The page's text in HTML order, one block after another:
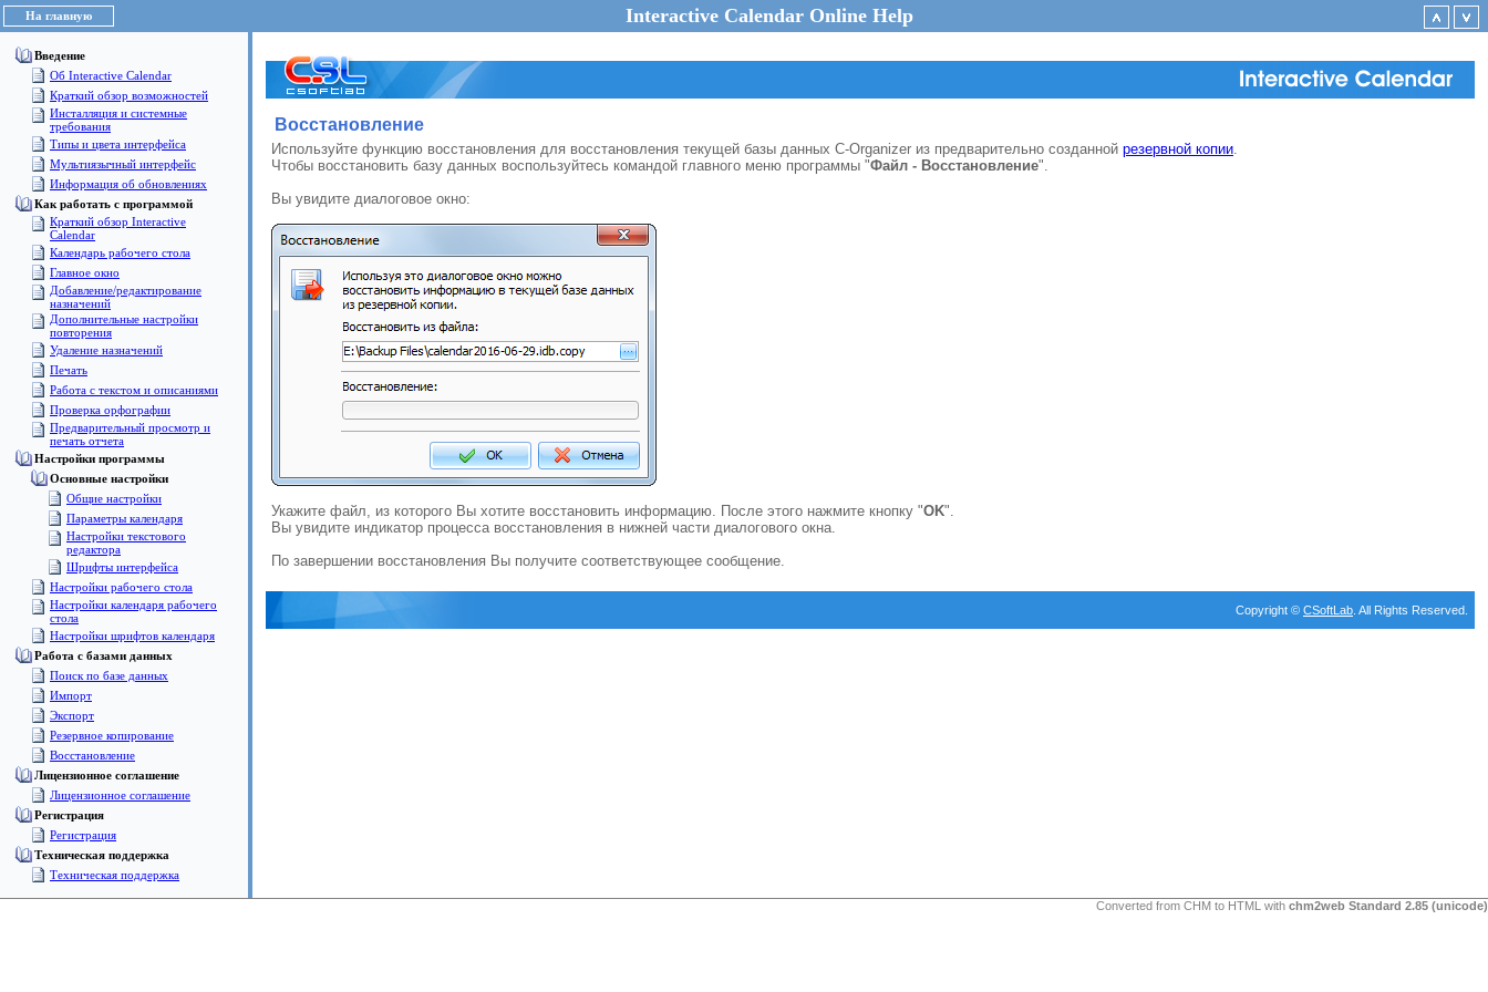
На главную Interactive Calendar Online Help
Введение
Об Interactive Calendar
Краткий обзор возможностей
Инсталляция и системные
требования
Типы и цвета интерфейса
Мультиязычный интерфейс
Информация об обновлениях
Как работать с программой
Краткий обзор Interactive
Calendar
Календарь рабочего стола
Главное окно
Добавление/редактирование
назначений
Дополнительные настройки
повторения
Удаление назначений
Печать
Работа с текстом и описаниями
Проверка орфографии
Предварительный просмотр и
печать отчета
Настройки программы
Основные настройки
Общие настройки
Параметры календаря
Настройки текстового
редактора
Шрифты интерфейса
Настройки рабочего стола
Настройки календаря рабочего
стола
Настройки шрифтов календаря
Работа с базами данных
Поиск по базе данных
Импорт
Экспорт
Резервное копирование
Восстановление
Лицензионное соглашение
Лицензионное соглашение
Регистрация
Регистрация
Техническая поддержка
Техническая поддержка
Восстановление
Используйте функцию восстановления для восстановления текущей базы данных C-Organizer из предварительно созданной резервной копии.
Чтобы восстановить базу данных воспользуйтесь командой главного меню программы "Файл - Восстановление".
Вы увидите диалоговое окно:
Укажите файл, из которого Вы хотите восстановить информацию. После этого нажмите кнопку "OK".
Вы увидите индикатор процесса восстановления в нижней части диалогового окна.
По завершении восстановления Вы получите соответствующее сообщение.
Copyright © CSoftLab . All Rights Reserved.
Converted from CHM to HTML with chm2web Standard 2.85 (unicode)